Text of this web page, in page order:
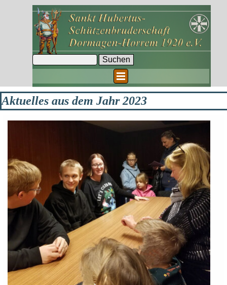
Direkt zum Seiteninhalt
Suchen
Menü überspringen
Aktuelles aus dem Jahr 2023